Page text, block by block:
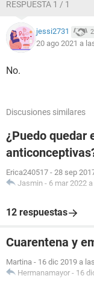
RESPUESTA 1 / 1
jessi2731
20 ago 2021 a
No.
Discusiones similares
¿Puedo quedar
Erica240517 - 28 sep
Jasmin - 6 mar 2022
12 respuestas
Cuarentena y
Martina - 16 dic 2019 a
Hermanamayor - 16